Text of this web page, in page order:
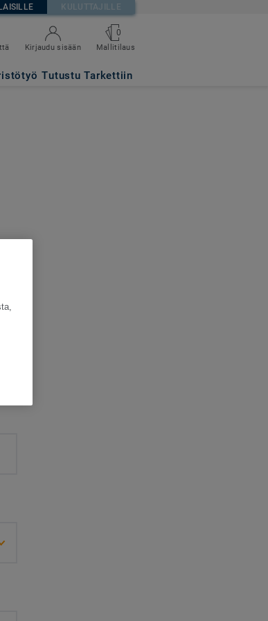
KULUTTAJILLE
Kirjaudu sisään
0
Mallitilaus
Tutustu Tarkettiin